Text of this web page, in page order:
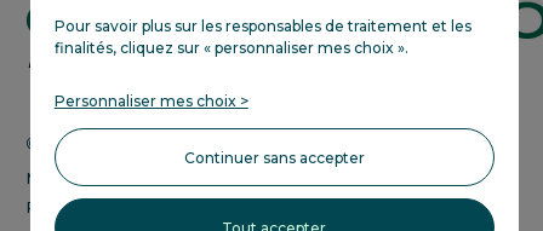
Crédit
bank
En savoir plus
Change CHF-EUR
Mentions légales
Politique de confidentialité
Pour savoir plus sur les responsables de traitement et les
finalités, cliquez sur « personnaliser mes choix».
Personnaliser mes choix >
Continuer sans accepter
Tout accepter